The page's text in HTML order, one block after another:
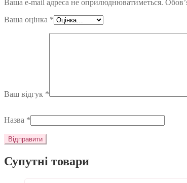
Ваша e-mail адреса не оприлюднюватиметься.
Ваша оцінка *
Ваш відгук *
Назва *
Супутні товари